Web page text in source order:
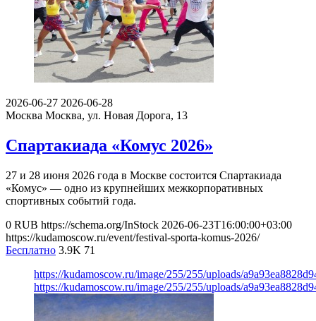
2026-06-27 2026-06-28
Москва Москва, ул. Новая Дорога, 13
Спартакиада «Комус 2026»
27 и 28 июня 2026 года в Москве состоится Спартакиада
«Комус» — одно из крупнейших межкорпоративных
спортивных событий года.
0 RUB https://schema.org/InStock 2026-06-23T16:00:00+03:00
https://kudamoscow.ru/event/festival-sporta-komus-2026/
Бесплатно 3.9K 71
https://kudamoscow.ru/image/255/255/uploads/
https://kudamoscow.ru/image/255/255/uploads/